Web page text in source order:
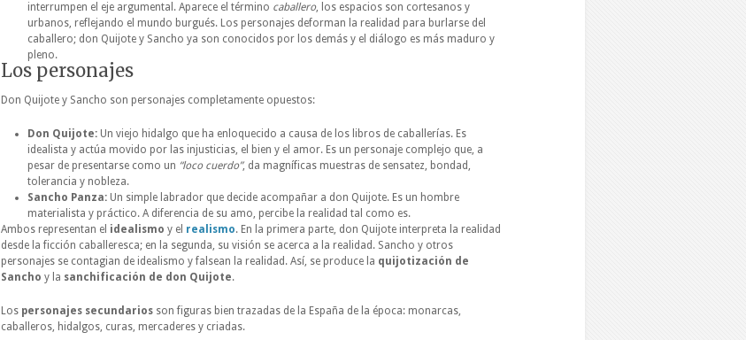
interrumpen el eje argumental. Aparece el término caballero, los espacios son cortesanos y
urbanos, reflejando el mundo burgués. Los personajes deforman la realidad para burlarse del
caballero; don Quijote y Sancho ya son conocidos por los demás y el diálogo es más maduro y
pleno.
Los personajes
Don Quijote y Sancho son personajes completamente opuestos:
Don Quijote: Un viejo hidalgo que ha enloquecido a causa de los libros de caballerías. Es
idealista y actúa movido por las injusticias, el bien y el amor. Es un personaje complejo que, a
pesar de presentarse como un “loco cuerdo”, da magníficas muestras de sensatez, bondad,
tolerancia y nobleza.
Sancho Panza: Un simple labrador que decide acompañar a don Quijote. Es un hombre
materialista y práctico. A diferencia de su amo, percibe la realidad tal como es.
Ambos representan el idealismo y el realismo. En la primera parte, don Quijote interpreta la realidad
desde la ficción caballeresca; en la segunda, su visión se acerca a la realidad. Sancho y otros
personajes se contagian de idealismo y falsean la realidad. Así, se produce la quijotización de
Sancho y la sanchificación de don Quijote.
Los personajes secundarios son figuras bien trazadas de la España de la época: monarcas,
caballeros, hidalgos, curas, mercaderes y criadas.